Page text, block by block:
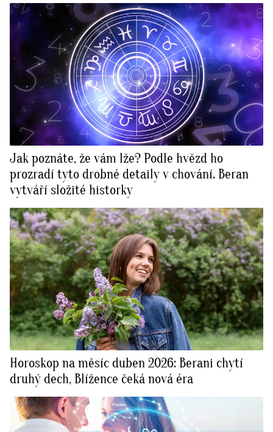
Jak poznáte, že vám lže? Podle hvězd ho
prozradí tyto drobné detaily v chování. Beran
vytváří složité historky
Horoskop na měsíc duben 2026: Berani chytí
druhý dech, Blížence čeká nová éra